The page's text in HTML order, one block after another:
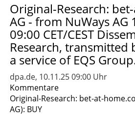
Original-Research:
AG - from NuWays AG
09:00 CET/CEST
Research, transmitted
a service of EQS
dpa.de, 10.11.25 09:00 Uhr
Kommentare
Original-Research: bet-at-
AG): BUY